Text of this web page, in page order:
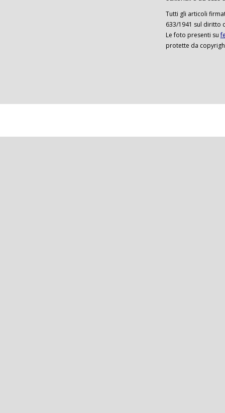
Tutti gli articoli
633/1941 sul diritto
Le foto presenti su
protette da